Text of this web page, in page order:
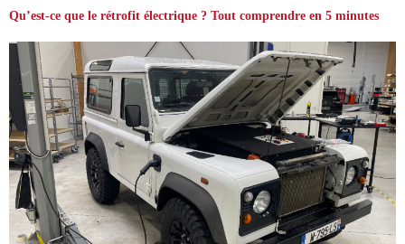
Qu’est-ce que le rétrofit électrique ? Tout comprendre en 5 minutes